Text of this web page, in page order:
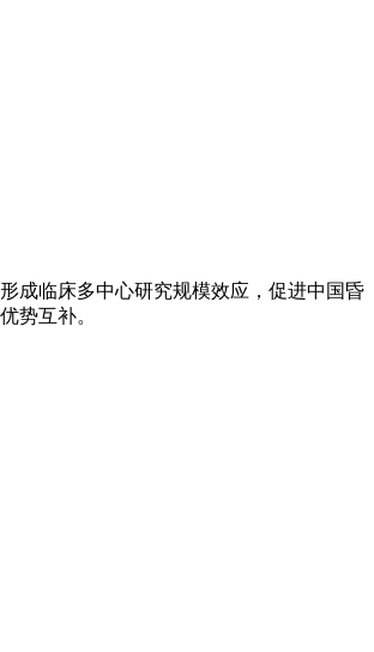
成临床多中心研究规模效应，促进中国昏
势互补。